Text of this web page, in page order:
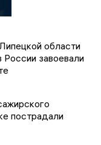
области
завоевали
пострадали